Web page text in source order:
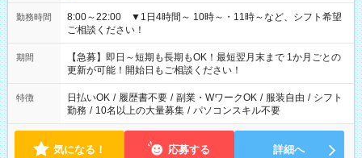
勤務時間
8:00～22:00 ▼1日4時間～ 10時～・11時～など、シフト希望
ご相談ください！
期間
【急募】即日～短期も長期もOK！最短翌月末まで 1か月ごとの
更新が可能！開始日もご相談ください！
特徴 日払いOK / 履歴書不要 / 副業・WワークOK / 服装自由 / シフト
勤務 / 10名以上の大量募集 / パソコンスキル不要
気になる！ 応募する 詳細へ